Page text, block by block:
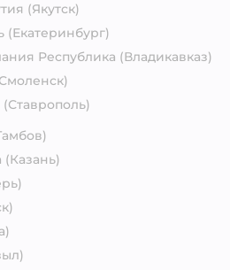
(Якутск)
(Екатеринбург)
Республика (Владикавказ)
(Ставрополь)
(Казань)